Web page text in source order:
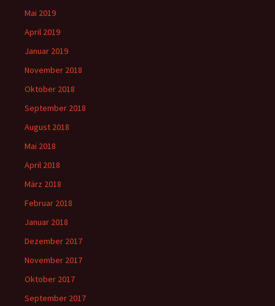
Mai 2019
April 2019
Januar 2019
November 2018
Oktober 2018
September 2018
August 2018
Mai 2018
April 2018
März 2018
Februar 2018
Januar 2018
Dezember 2017
November 2017
Oktober 2017
September 2017